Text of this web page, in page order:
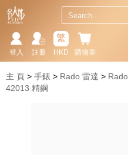
購物車
繁
HKD
註冊
登入
主 頁 手錶 Rado 雷達
42013 精鋼